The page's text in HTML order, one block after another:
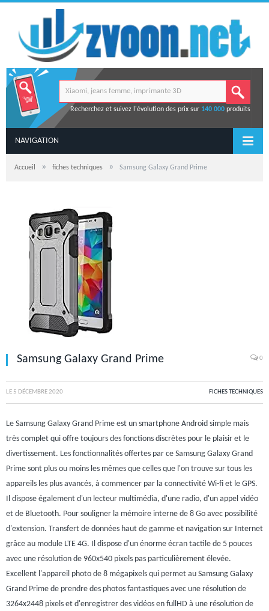
Recherchez et suivez l'évolution des prix sur 140 000produits
NAVIGATION
Accueil » fiches techniques » Samsung Galaxy Grand Prime
Samsung Galaxy Grand Prime 0
LE 5 DÉCEMBRE 2020 FICHES TECHNIQUES
Le Samsung Galaxy Grand Prime est un smartphone Android simple mais
très complet qui offre toujours des fonctions discrètes pour le plaisir et le
divertissement. Les fonctionnalités offertes par ce Samsung Galaxy Grand
Prime sont plus ou moins les mêmes que celles que l'on trouve sur tous les
appareils les plus avancés, à commencer par la connectivité Wi-fi et le GPS.
Il dispose également d'un lecteur multimédia, d'une radio, d'un appel vidéo
et de Bluetooth. Pour souligner la mémoire interne de 8 Go avec possibilité
d'extension. Transfert de données haut de gamme et navigation sur Internet
grâce au module LTE 4G. Il dispose d'un énorme écran tactile de 5 pouces
avec une résolution de 960x540 pixels pas particulièrement élevée.
Excellent l'appareil photo de 8 mégapixels qui permet au Samsung Galaxy
Grand Prime de prendre des photos fantastiques avec une résolution de
3264x2448 pixels et d'enregistrer des vidéos en fullHD à une résolution de